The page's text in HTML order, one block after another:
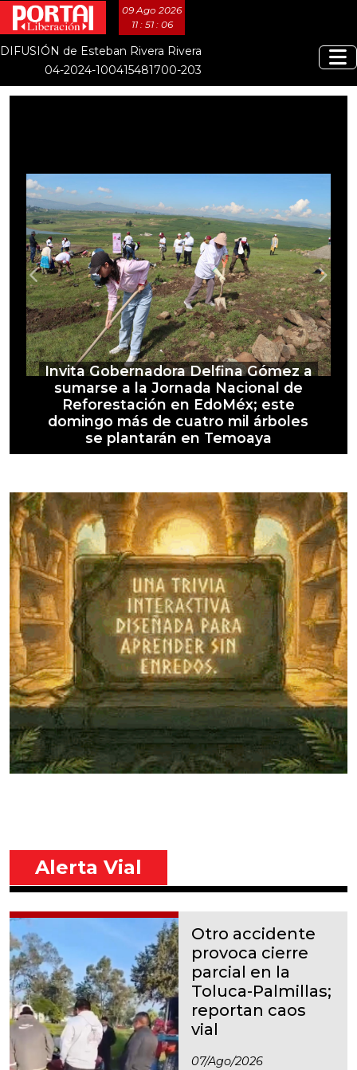
09 Ago 2026
11 : 51 : 08
DIFUSIÓN de Esteban Rivera Rivera
04-2024-100415481700-203
Invita Gobernadora Delfina Gómez a
sumarse a la Jornada Nacional de
Reforestación en EdoMéx; este
domingo más de cuatro mil árboles
se plantarán en Temoaya
Alerta Vial
Otro accidente
provoca cierre
parcial en la
Toluca-Palmillas;
reportan caos
vial
07/ago/2026